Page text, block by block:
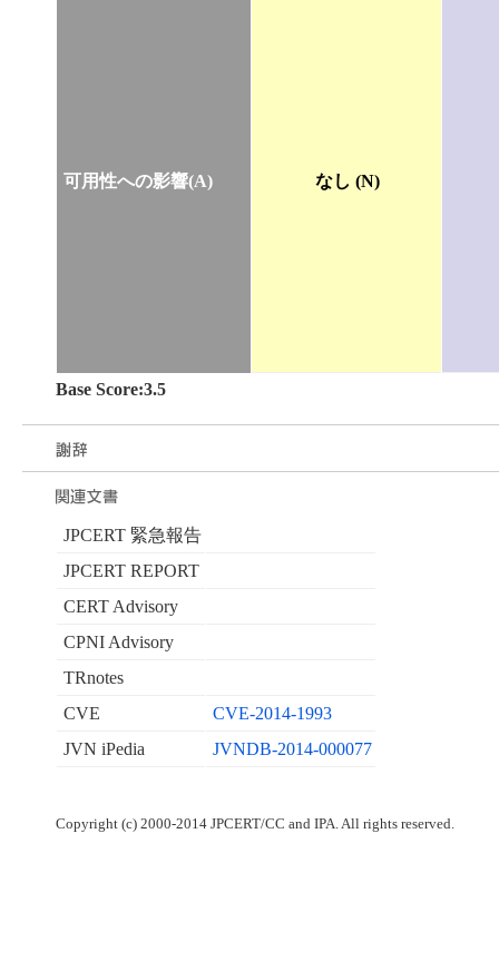
可用性への影響(A) なし (N)
Base Score:3.5
JPCERT 緊急報告
JPCERT REPORT
CERT Advisory
CPNI Advisory
TRnotes
CVE
CVE-2014-1993
JVN iPedia
JVNDB-2014-000077
Copyright (c) 2000-2014 JPCERT/CC and IPA. All rights reserved.